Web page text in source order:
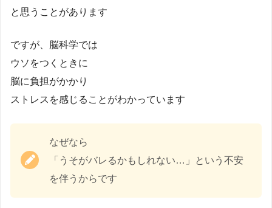
と思うことがあります
ですが、脳科学では
ウソをつくときに
脳に負担がかかり
ストレスを感じることがわかっています
なぜなら
「うそがバレるかもしれない…」という不安
を伴うからです